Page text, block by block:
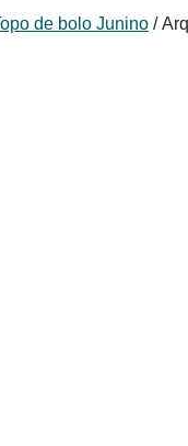
de
de bolo Junino /